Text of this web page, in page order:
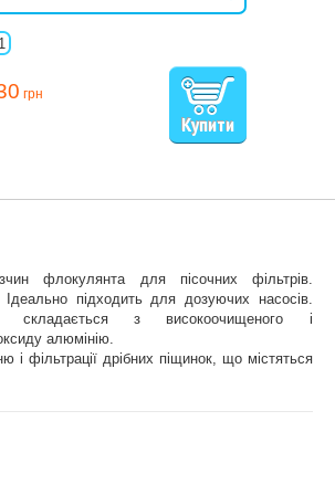
грн
флокулянта для пісочних фільтрів.
Ідеально підходить для дозуючих насосів.
складається з високоочищеного і
алюмінію.
і фільтрації дрібних піщинок, що містяться